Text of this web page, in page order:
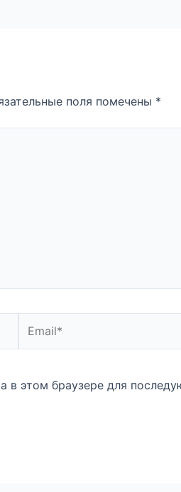
поля помечены *
в этом браузере для